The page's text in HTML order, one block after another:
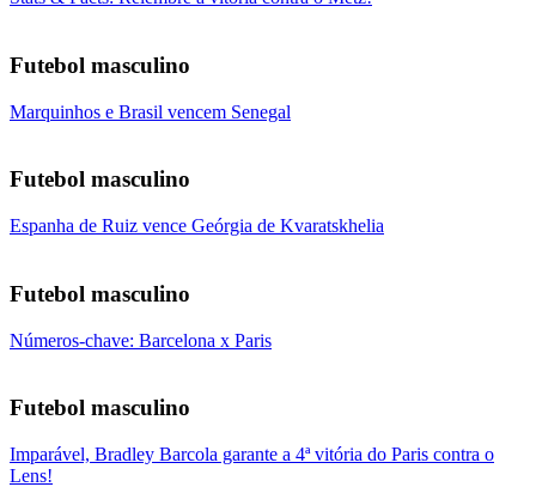
Futebol masculino
Marquinhos e Brasil vencem Senegal
Futebol masculino
Espanha de Ruiz vence Geórgia de Kvaratskhelia
Futebol masculino
Números-chave: Barcelona x Paris
Futebol masculino
Imparável, Bradley Barcola garante a 4ª vitória do Paris contra o
Lens!